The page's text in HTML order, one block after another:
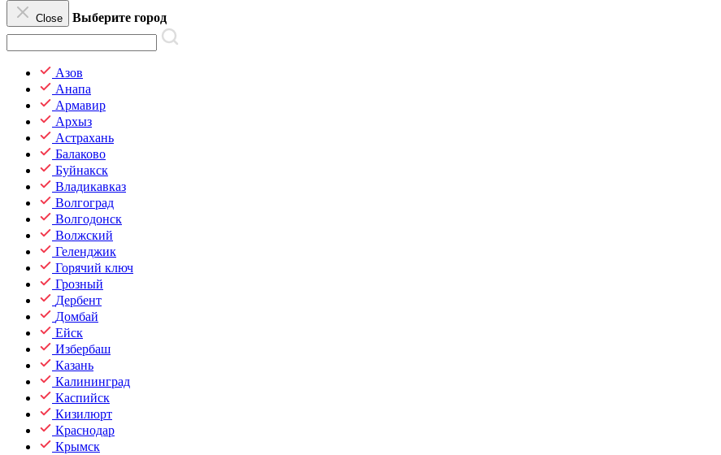
Close Выберите город
Азов
Анапа
Армавир
Архыз
Астрахань
Балаково
Буйнакск
Владикавказ
Волгоград
Волгодонск
Волжский
Геленджик
Горячий ключ
Грозный
Дербент
Домбай
Ейск
Избербаш
Казань
Калининград
Каспийск
Кизилюрт
Краснодар
Крымск